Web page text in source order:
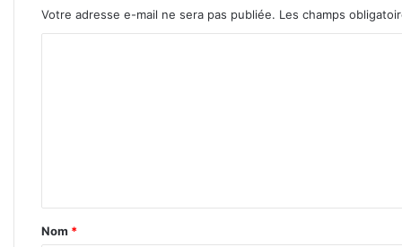
Votre adresse e-mail ne sera pas publiée. Les champs
t
a
Nom *